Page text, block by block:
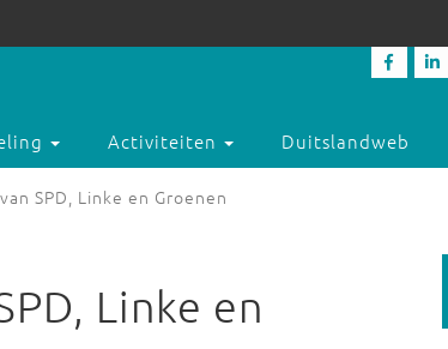
Activiteiten Duitslandweb
SPD, Linke en Groenen
Linke en